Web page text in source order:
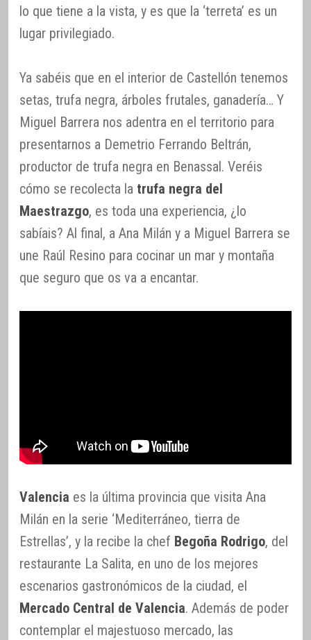
lo que tiene a la vista, y es que la ‘terreta’ es un
lugar privilegiado.
Ya sabéis que en el interior de Castellón tenemos
setas, trufa negra, árboles frutales, ganadería… Y
Miguel Barrera nos adentra en el territorio para
presentarnos a Demetrio Ferrando Beltrán,
productor de trufa negra en Benassal. Veréis
cómo se recolecta la trufa negra del
Maestrazgo, es toda una experiencia, ¿lo
sabíais? Al final, a Ana Milán y a Miguel Barrera se
une Raúl Resino para cocinar un mar y montaña
que seguro que os va a encantar.
Valencia es la última provincia que visita Ana
Milán en la serie ‘Mediterráneo, tierra de
Estrellas’, y la recibe la chef Begoña Rodrigo, del
restaurante La Salita, en uno de los mejores
escenarios gastronómicos de la ciudad, el
Mercado Central de Valencia. Además de poder
contemplar el majestuoso mercado, las